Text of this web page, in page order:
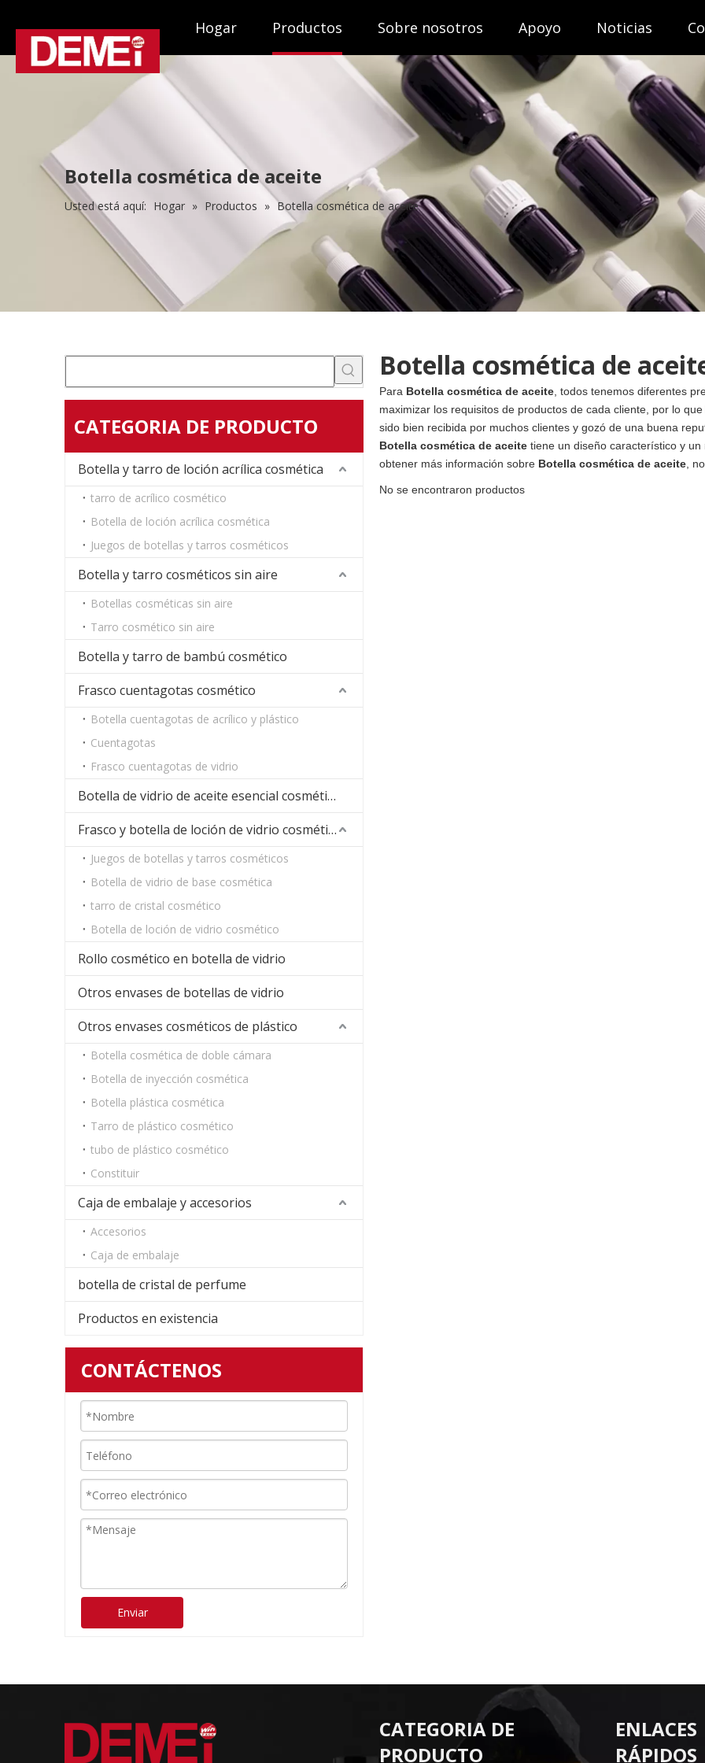
Hogar Productos Sobre nosotros Apoyo Noticias
Botella cosmética de aceite
Usted está aquí: Hogar » Productos » Botella cosmética de aceite
CATEGORIA DE PRODUCTO
Botella y tarro de loción acrílica cosmética
tarro de acrílico cosmético
Botella de loción acrílica cosmética
Juegos de botellas y tarros cosméticos
Botella y tarro cosméticos sin aire
Botellas cosméticas sin aire
Tarro cosmético sin aire
Botella y tarro de bambú cosmético
Frasco cuentagotas cosmético
Botella cuentagotas de acrílico y plástico
Cuentagotas
Frasco cuentagotas de vidrio
Botella de vidrio de aceite esencial cosmético
Frasco y botella de loción de vidrio cosmético
Juegos de botellas y tarros cosméticos
Botella de vidrio de base cosmética
tarro de cristal cosmético
Botella de loción de vidrio cosmético
Rollo cosmético en botella de vidrio
Otros envases de botellas de vidrio
Otros envases cosméticos de plástico
Botella cosmética de doble cámara
Botella de inyección cosmética
Botella plástica cosmética
Tarro de plástico cosmético
tubo de plástico cosmético
Constituir
Caja de embalaje y accesorios
Accesorios
Caja de embalaje
botella de cristal de perfume
Productos en existencia
CONTÁCTENOS
Enviar
Botella cosmética de
Para Botella cosmética de aceite , todos tenemos diferentes
maximizar los requisitos de productos de cada cliente, por lo
sido bien recibida por muchos clientes y gozó de una buena
Botella cosmética de aceite tiene un diseño característico y
obtener más información sobre Botella cosmética de aceite ,
No se encontraron productos
CATEGORIA DE
PRODUCTO
ENLACES
RÁPIDOS